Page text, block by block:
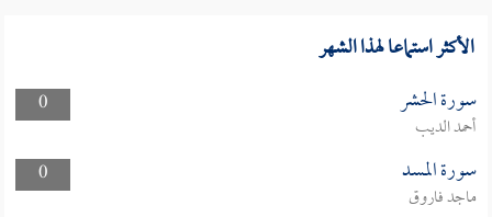
الأكثر استماعا لهذا الشهر
0 سورة الحشر
أحمد الديب
0
سورة المسد
ماجد فاروق